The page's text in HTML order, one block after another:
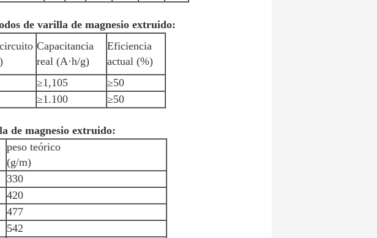
de varilla de magnesio extruido:
Capacitancia
real (A·h/g)
Eficiencia
actual (%)
≥1,105
≥50
≥1.100 ≥50
de magnesio extruido:
peso teórico
(g/m)
330
420
477
542